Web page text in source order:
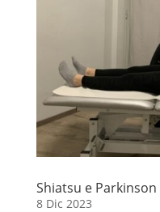
Shiatsu e Parkinson
8 Dic 2023